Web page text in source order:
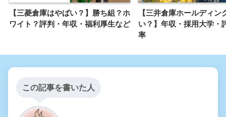
【三菱倉庫はやばい？】勝ち組？ホ
ワイト？評判・年収・福利厚生など
【三井倉庫ホールディン
い？】年収・採用大学・
率
この記事を書いた人